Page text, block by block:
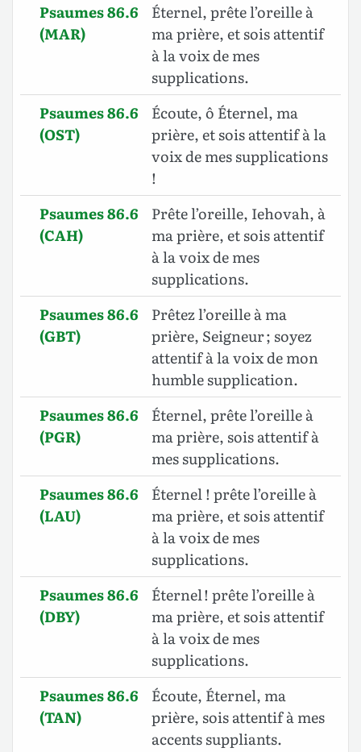
Psaumes 86.6
(MAR)
Éternel, prête l’oreille à
ma prière, et sois attentif
à la voix de mes
supplications.
Psaumes 86.6
(OST)
Écoute, ô Éternel, ma
prière, et sois attentif à la
voix de mes supplications
!
Psaumes 86.6
(CAH)
Prête l’oreille, Iehovah, à
ma prière, et sois attentif
à la voix de mes
supplications.
Psaumes 86.6
(GBT)
Prêtez l’oreille à ma
prière, Seigneur ; soyez
attentif à la voix de mon
humble supplication.
Psaumes 86.6
(PGR)
Éternel, prête l’oreille à
ma prière, sois attentif à
mes supplications.
Psaumes 86.6
(LAU)
Éternel ! prête l’oreille à
ma prière, et sois attentif
à la voix de mes
supplications.
Psaumes 86.6
(DBY)
Éternel ! prête l’oreille à
ma prière, et sois attentif
à la voix de mes
supplications.
Psaumes 86.6
(TAN)
Écoute, Éternel, ma
prière, sois attentif à mes
accents suppliants.